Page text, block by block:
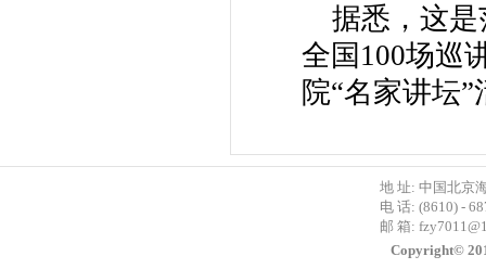
据悉，这是
全国100场巡
院“名家讲坛
地 址: 中国北京
电 话: (8610) -
邮 箱:
Copyright©